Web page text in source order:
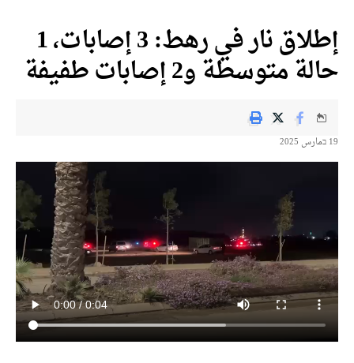
إطلاق نار في رهط: 3 إصابات، 1
حالة متوسطة و2 إصابات طفيفة
19 בمارس 2025